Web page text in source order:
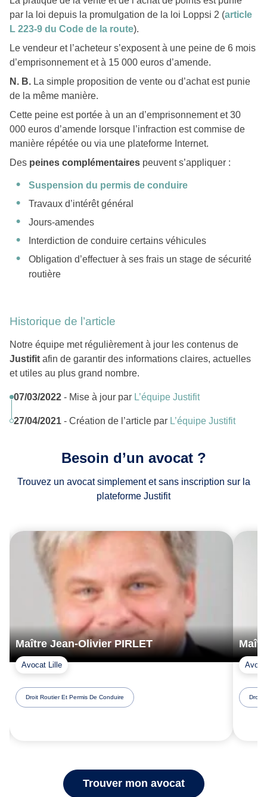
par la loi depuis la promulgation de la loi Loppsi 2 (article
L 223-9 du Code de la route).
Le vendeur et l’acheteur s’exposent à une peine de 6 mois
d’emprisonnement et à 15 000 euros d’amende.
N. B. La simple proposition de vente ou d’achat est punie
de la même manière.
Cette peine est portée à un an d’emprisonnement et 30
000 euros d’amende lorsque l’infraction est commise de
manière répétée ou via une plateforme Internet.
Des peines complémentaires peuvent s’appliquer :
Suspension du permis de conduire
Travaux d’intérêt général
Jours-amendes
Interdiction de conduire certains véhicules
Obligation d’effectuer à ses frais un stage de sécurité
routière
Historique de l’article
Notre équipe met régulièrement à jour les contenus de
Justifit afin de garantir des informations claires, actuelles
et utiles au plus grand nombre.
07/03/2022 - Mise à jour par L’équipe Justifit
27/04/2021 - Création de l’article par L’équipe Justifit
Besoin d’un avocat ?
Trouvez un avocat simplement et sans inscription sur la
plateforme Justifit
Maître Jean-Olivier PIRLET
Avocat Lille
Droit Routier Et Permis De Conduire Droit
Trouver mon avocat